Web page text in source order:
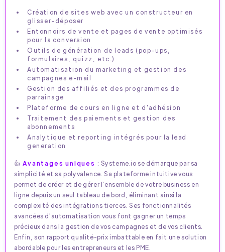
Création de sites web avec un constructeur en
glisser-déposer
Entonnoirs de vente et pages de vente optimisés
pour la conversion
Outils de génération de leads (pop-ups,
formulaires, quizz, etc.)
Automatisation du marketing et gestion des
campagnes e-mail
Gestion des affiliés et des programmes de
parrainage
Plateforme de cours en ligne et d'adhésion
Traitement des paiements et gestion des
abonnements
Analytique et reporting intégrés pour la lead
generation
👍 Avantages uniques : Systeme.io se démarque par sa
simplicité et sa polyvalence. Sa plateforme intuitive vous
permet de créer et de gérer l'ensemble de votre business en
ligne depuis un seul tableau de bord, éliminant ainsi la
complexité des intégrations tierces. Ses fonctionnalités
avancées d'automatisation vous font gagner un temps
précieux dans la gestion de vos campagnes et de vos clients.
Enfin, son rapport qualité-prix imbattable en fait une solution
abordable pour les entrepreneurs et les PME.